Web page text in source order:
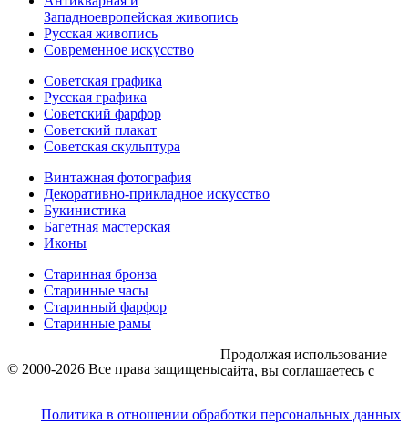
Западноевропейская живопись
Русская живопись
Современное искусство
Советская графика
Русская графика
Советский фарфор
Советский плакат
Советская скульптура
Винтажная фотография
Декоративно-прикладное искусство
Букинистика
Багетная мастерская
Иконы
Старинная бронза
Старинные часы
Старинный фарфор
Старинные рамы
© 2000-2026 Все права защищены
Политика в отношении обработки персональных данных
Продолжая использование
сайта, вы соглашаетесь с